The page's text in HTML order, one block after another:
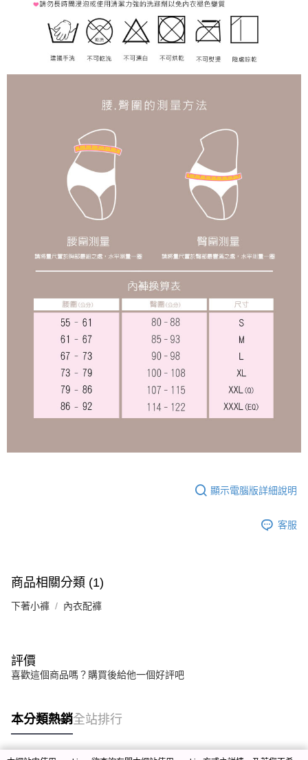
顯示電腦版詳細說明
客服
商品相關分類 (1)
下著小褲 內衣配褲
評價
喜歡這個商品嗎？購買後給他一個好評吧
本分類熱銷全站排行